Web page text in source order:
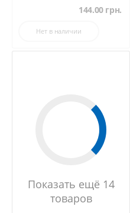
144.00 грн.
Нет в наличии
Показать ещё 14
товаров